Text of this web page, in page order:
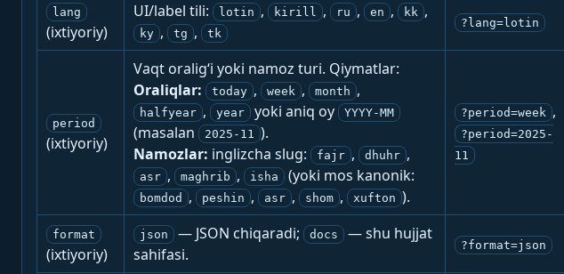
lang
(ixtiyoriy)
UI/label tili: lotin , kirill , ru , en , kk ,
ky , tg , tk
?lang=lotin
period
(ixtiyoriy)
Vaqt oralig‘i yoki namoz turi. Qiymatlar:
Oraliqlar:
today , week , month ,
halfyear , year yoki aniq oy YYYY-MM
(masalan 2025-11 ).
Namozlar: inglizcha slug: fajr , dhuhr ,
asr , maghrib , isha (yoki mos kanonik:
bomdod , peshin , asr , shom , xufton ).
?period=week ,
?period=2025-
11
format
(ixtiyoriy)
json — JSON chiqaradi; docs
— shu hujjat
sahifasi.
?format=json